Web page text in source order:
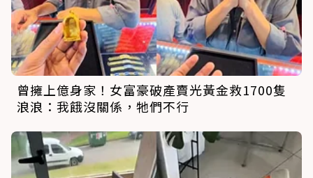
曾擁上億身家！女富豪破產賣光黃金救1700隻
浪浪：我餓沒關係，牠們不行